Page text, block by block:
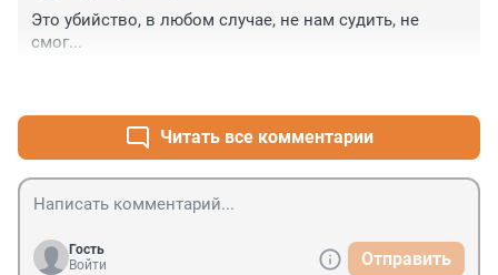
Это убийство, в любом случае, не нам судить, не
смог...
Читать все комментарии
Гость
Войти
Отправить